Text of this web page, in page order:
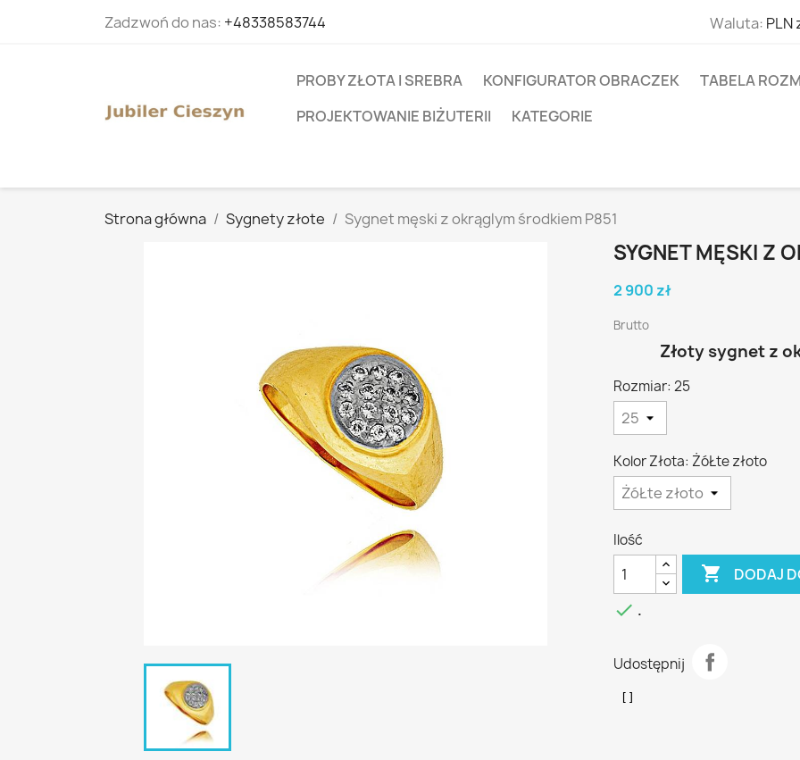
Zadzwoń do nas: +48338583744 Waluta: PLN
PROBY ZŁOTA I SREBRA KONFIGURATOR OBRACZEK
TABELA
PROJEKTOWANIE BIŻUTERII
KATEGORIE
Strona główna Sygnety złote Sygnet męski z okrąglym środkiem P851
SYGNET MĘSKI Z
2 900 zł
Brutto
Złoty sygnet z
Rozmiar: 25
Kolor Złota: ŻóŁte złoto
Ilość
 DODAJ
 .
Udostępnij